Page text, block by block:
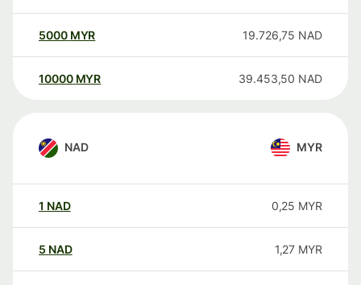
5000 MYR 19.726,75 NAD
10000 MYR 39.453,50 NAD
NAD MYR
1 NAD 0,25 MYR
5 NAD 1,27 MYR